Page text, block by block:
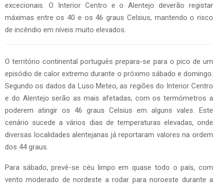
excecionais. O Interior Centro e o Alentejo deverão registar
máximas entre os 40 e os 46 graus Celsius, mantendo o risco
de incêndio em níveis muito elevados.
O território continental português prepara-se para o pico de um
episódio de calor extremo durante o próximo sábado e domingo.
Segundo os dados da Luso Meteo, as regiões do Interior Centro
e do Alentejo serão as mais afetadas, com os termómetros a
poderem atingir os 46 graus Celsius em alguns vales. Este
cenário sucede a vários dias de temperaturas elevadas, onde
diversas localidades alentejanas já reportaram valores na ordem
dos 44 graus.
Para sábado, prevê-se céu limpo em quase todo o país, com
vento moderado de nordeste a rodar para noroeste durante a